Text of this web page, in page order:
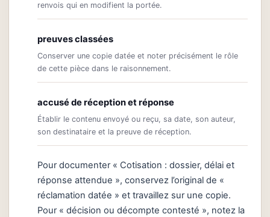
renvois qui en modifient la portée.
preuves classées
Conserver une copie datée et noter précisément le rôle
de cette pièce dans le raisonnement.
accusé de réception et réponse
Établir le contenu envoyé ou reçu, sa date, son auteur,
son destinataire et la preuve de réception.
Pour documenter « Cotisation : dossier, délai et
réponse attendue », conservez l’original de «
réclamation datée » et travaillez sur une copie.
Pour « décision ou décompte contesté », notez la